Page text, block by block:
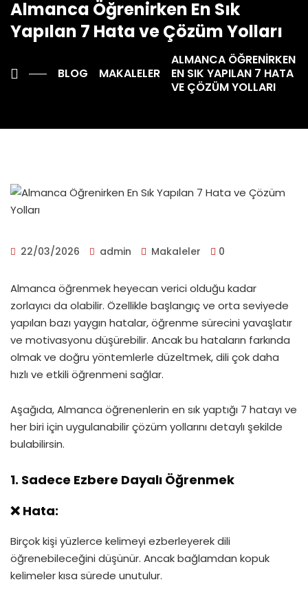
Almanca Öğrenirken En Sık
Yapılan 7 Hata ve Çözüm Yolları
BLOG MAKALELER
ALMANCA ÖĞRENIRKEN
EN SIK YAPILAN 7 HATA
VE ÇÖZÜM YOLLARI
22/03/2026 admin Makaleler 0
Almanca öğrenmek heyecan verici olduğu kadar
zorlayıcı da olabilir. Özellikle başlangıç ve orta seviyede
yapılan bazı yaygın hatalar, öğrenme sürecini yavaşlatır
ve motivasyonu düşürebilir. Ancak bu hataların farkında
olmak ve doğru yöntemlerle düzeltmek, dili çok daha
hızlı ve etkili öğrenmeni sağlar.
Aşağıda, Almanca öğrenenlerin en sık yaptığı 7 hatayı ve
her biri için uygulanabilir çözüm yollarını detaylı şekilde
bulabilirsin.
1. Sadece Ezbere Dayalı Öğrenmek
❌ Hata:
Birçok kişi yüzlerce kelimeyi ezberleyerek dili
öğrenebileceğini düşünür. Ancak bağlamdan kopuk
kelimeler kısa sürede unutulur.